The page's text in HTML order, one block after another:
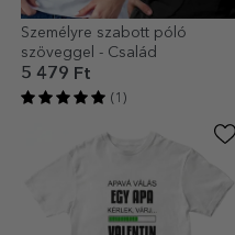
Személyre szabott póló
szöveggel - Család
5 479 Ft
(1)